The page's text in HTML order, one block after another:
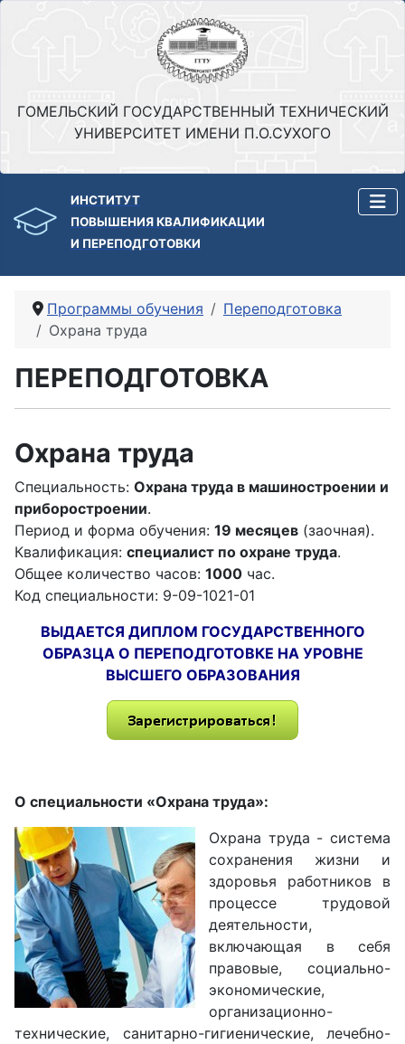
ГОМЕЛЬСКИЙ ГОСУДАРСТВЕННЫЙ ТЕХНИЧЕСКИЙ
УНИВЕРСИТЕТ ИМЕНИ П.О.СУХОГО
ИНСТИТУТ
ПОВЫШЕНИЯ КВАЛИФИКАЦИИ
И ПЕРЕПОДГОТОВКИ
Программы обучения
Переподготовка
Охрана труда
ПЕРЕПОДГОТОВКА
Охрана труда
Специальность: Охрана труда в машиностроении и
приборостроении.
Период и форма обучения: 19 месяцев (заочная).
Квалификация: специалист по охране труда.
Общее количество часов: 1000 час.
Код специальности: 9-09-1021-01
ВЫДАЕТСЯ ДИПЛОМ ГОСУДАРСТВЕННОГО
ОБРАЗЦА О ПЕРЕПОДГОТОВКЕ НА УРОВНЕ
ВЫСШЕГО ОБРАЗОВАНИЯ
О специальности «Охрана труда»:
Охрана труда - система
сохранения жизни и
здоровья работников в
процессе трудовой
деятельности,
включающая в себя
правовые, социально-
экономические,
организационно-
технические, санитарно-гигиенические, лечебно-